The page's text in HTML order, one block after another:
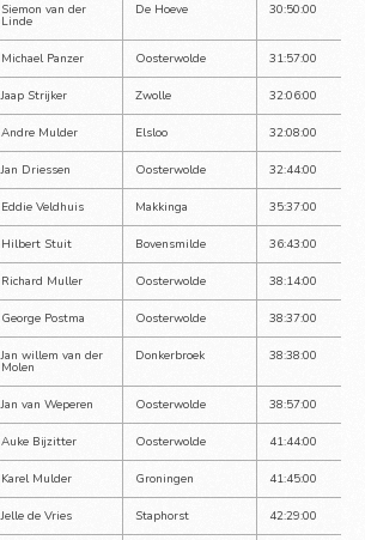
Siemon van der
Linde
De Hoeve 30:50:00
Michael Panzer Oosterwolde 31:57:00
Jaap Strijker Zwolle 32:06:00
Andre Mulder Elsloo 32:08:00
Jan Driessen Oosterwolde 32:44:00
Eddie Veldhuis Makkinga 35:37:00
Hilbert Stuit Bovensmilde 36:43:00
Richard Muller Oosterwolde 38:14:00
George Postma Oosterwolde 38:37:00
Jan willem van der
Molen
Donkerbroek 38:38:00
Jan van Weperen Oosterwolde 38:57:00
Auke Bijzitter Oosterwolde 41:44:00
Karel Mulder Groningen 41:45:00
Jelle de Vries Staphorst 42:29:00